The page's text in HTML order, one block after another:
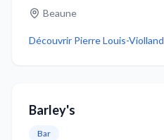
Beaune
Découvrir Pierre Louis-Violland
Barley's
Bar